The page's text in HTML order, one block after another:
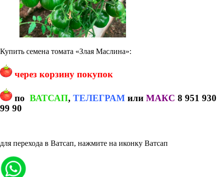
Купить семена томата «Злая Маслина»:
через корзину покупок
по ВАТСАП, ТЕЛЕГРАМ или МАКС 8 951 930
99 90
для перехода в Ватсап, нажмите на иконку Ватсап